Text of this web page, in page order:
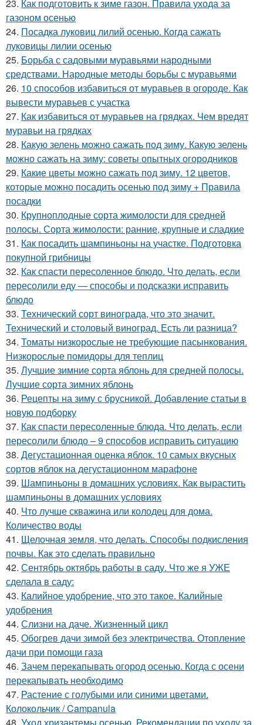
23. Как подготовить к зиме газон. Правила ухода за
газоном осенью
24. Посадка луковиц лилий осенью. Когда сажать
луковицы лилии осенью
25. Борьба с садовыми муравьями народными
средствами. Народные методы борьбы с муравьями
26. 10 способов избавиться от муравьев в огороде. Как
вывести муравьев с участка
27. Как избавиться от муравьев на грядках. Чем вредят
муравьи на грядках
28. Какую зелень можно сажать под зиму. Какую зелень
можно сажать на зиму: советы опытных огородников
29. Какие цветы можно сажать под зиму. 12 цветов,
которые можно посадить осенью под зиму + Правила
посадки
30. Крупноплодные сорта жимолости для средней
полосы. Сорта жимолости: ранние, крупные и сладкие
31. Как посадить шампиньоны на участке. Подготовка
покупной грибницы
32. Как спасти пересоленное блюдо. Что делать, если
пересолили еду — способы и подсказки исправить
блюдо
33. Технический сорт винограда, что это значит.
Технический и столовый виноград. Есть ли разница?
34. Томаты низкорослые не требующие пасынкования.
Низкорослые помидоры для теплиц
35. Лучшие зимние сорта яблонь для средней полосы.
Лучшие сорта зимних яблонь
36. Рецепты на зиму с брусникой. Добавление статьи в
новую подборку
37. Как спасти пересоленные блюда. Что делать, если
пересолили блюдо – 9 способов исправить ситуацию
38. Дегустационная оценка яблок. 10 самых вкусных
сортов яблок на дегустационном марафоне
39. Шампиньоны в домашних условиях. Как вырастить
шампиньоны в домашних условиях
40. Что лучше скважина или колодец для дома.
Количество воды
41. Щелочная земля, что делать. Способы подкисления
почвы. Как это сделать правильно
42. Сентябрь октябрь работы в саду. Что же я УЖЕ
сделала в саду:
43. Калийное удобрение, что это такое. Калийные
удобрения
44. Слизни на даче. Жизненный цикл
45. Обогрев дачи зимой без электричества. Отопление
дачи при помощи газа
46. Зачем перекапывать огород осенью. Когда с осени
перекапывать необходимо
47. Растение с голубыми или синими цветами.
Колокольчик / Campanula